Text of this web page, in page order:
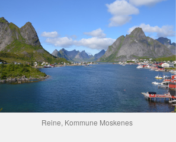
Reine, Kommune Moskenes